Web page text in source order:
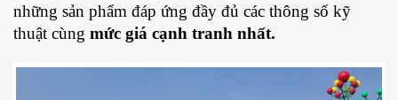
những sản phẩm đáp ứng đầy đủ các thông số kỹ
thuật cùng mức giá cạnh tranh nhất.